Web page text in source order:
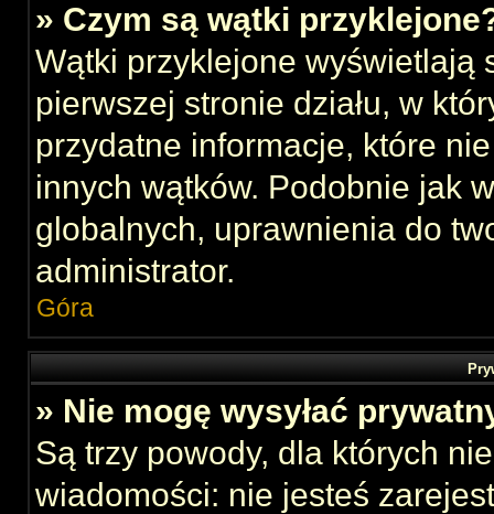
» Czym są wątki
Wątki przyklejone wyświetlają
pierwszej stronie działu, w
przydatne informacje, które
innych wątków. Podobnie jak
globalnych, uprawnienia do
administrator.
Góra
» Nie mogę wysyłać
Są trzy powody, dla których
wiadomości: nie jesteś